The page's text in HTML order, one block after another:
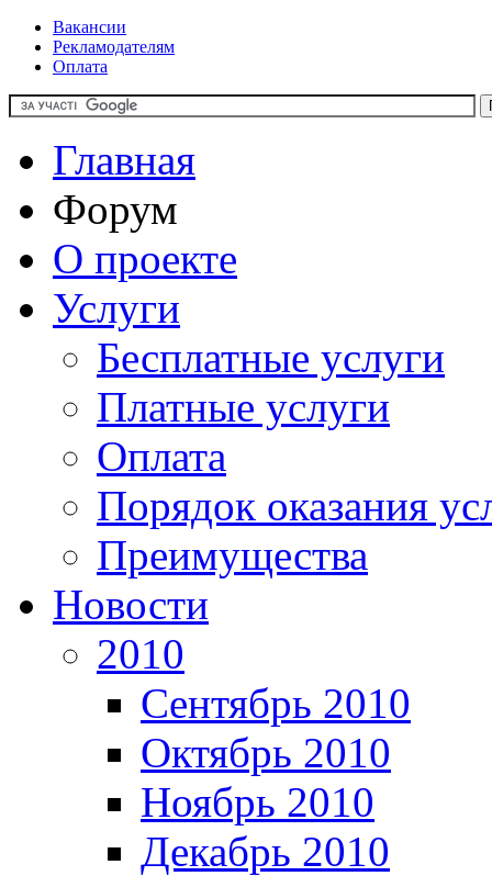
Вакансии
Рекламодателям
Оплата
Главная
Форум
О проекте
Услуги
Бесплатные услуги
Платные услуги
Оплата
Порядок оказания
Преимущества
Новости
2010
Сентябрь 2010
Октябрь 2010
Ноябрь 2010
Декабрь 2010